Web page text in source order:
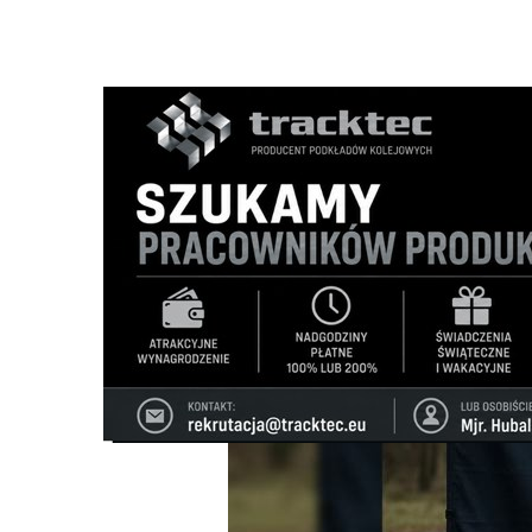
Ścieżka
nawigacyjna
Strona główna Wiadomości /Z życia miasta
Zwłoki
Z ŻYCIA MIASTA 04/07/2025/ 16 Komentarzy
Zwłoki w walizce, sekcja